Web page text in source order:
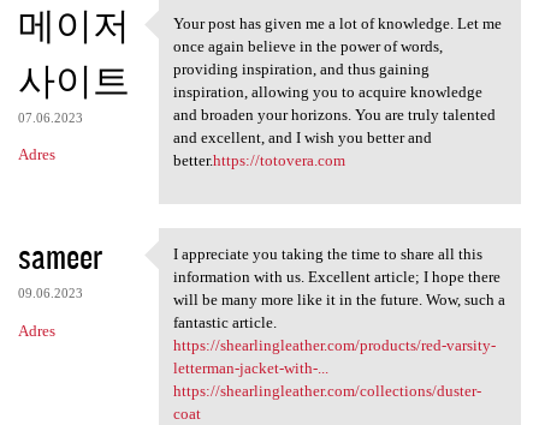
메이저
사이트
07.06.2023
Adres
Your post has given me a lot
Your post has given me a lot of knowledge. Let me
once again believe in the power of words,
providing inspiration, and thus gaining
inspiration, allowing you to acquire knowledge
and broaden your horizons. You are truly talented
and excellent, and I wish you better and
better.https://totovera.com
sameer
09.06.2023
Adres
I appreciate you taking the
I appreciate you taking the time to share all this
information with us. Excellent article; I hope there
will be many more like it in the future. Wow, such a
fantastic article.
https://shearlingleather.com/products/red-varsity-
letterman-jacket-with-...
https://shearlingleather.com/collections/duster-
coat